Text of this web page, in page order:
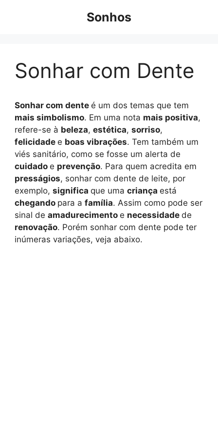
Sonhos
Sonhar com Dente
Sonhar com dente é um dos temas que tem
mais simbolismo. Em uma nota mais positiva,
refere-se à beleza, estética, sorriso,
felicidade e boas vibrações. Tem também um
viés sanitário, como se fosse um alerta de
cuidado e prevenção. Para quem acredita em
presságios, sonhar com dente de leite, por
exemplo, significa que uma criança está
chegando para a família. Assim como pode ser
sinal de amadurecimento e necessidade de
renovação. Porém sonhar com dente pode ter
inúmeras variações, veja abaixo.